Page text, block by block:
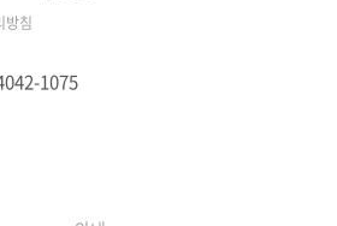
방침
1075